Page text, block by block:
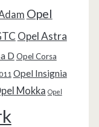
Opel
Opel Astra
D Opel Corsa
Opel Insignia
Mokka Opel